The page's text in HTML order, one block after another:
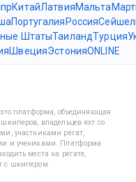
КитайЛатвияМальта
Португалия Россия
ШтатыТаиландТурция
ШвецияЭстонияONLINE
платформа, объединяющая
владельцев яхт со
участниками регат,
и учениками. Платформа
места на регате,
с шкипером.